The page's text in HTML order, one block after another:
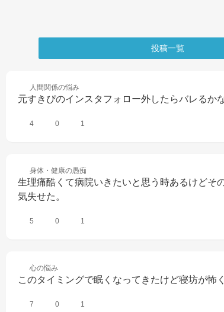
投稿一覧
人間関係の悩み
元すきぴのインスタフォロー外したらバレるか
4 0 1
身体・健康の愚痴
生理痛酷くて病院いきたいと思う時あるけどそ
気失せた。
5 0 1
心の悩み
このタイミングで眠くなってきたけど寝坊が怖
7 0 1